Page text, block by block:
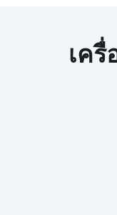
เครื่